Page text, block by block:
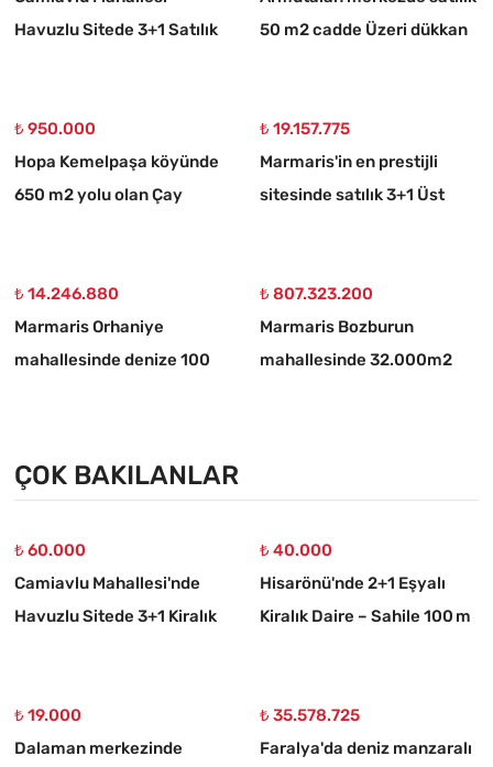
Havuzlu Sitede 3+1 Satılık
50 m2 cadde Üzeri dükkan
₺ 950.000
Hopa Kemelpaşa köyünde
650 m2 yolu olan Çay
₺ 19.157.775
Marmaris'in en prestijli
sitesinde satılık 3+1 Üst
₺ 14.246.880
Marmaris Orhaniye
mahallesinde denize 100
₺ 807.323.200
Marmaris Bozburun
mahallesinde 32.000m2
ÇOK BAKILANLAR
₺ 60.000
Camiavlu Mahallesi'nde
Havuzlu Sitede 3+1 Kiralık
₺ 40.000
Hisarönü'nde 2+1 Eşyalı
Kiralık Daire – Sahile 100 m
₺ 19.000
Dalaman merkezinde
₺ 35.578.725
Faralya'da deniz manzaralı